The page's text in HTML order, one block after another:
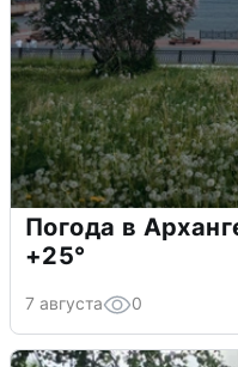
Погода в
+25°
7 августа 0